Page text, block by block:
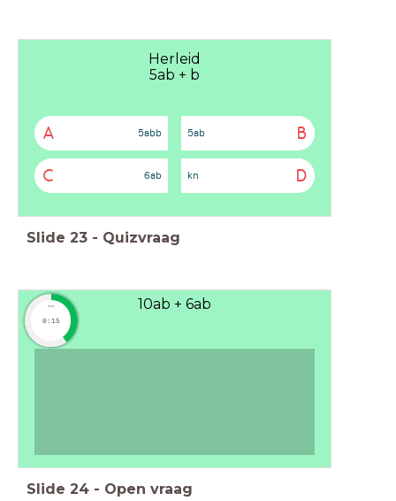
Herleid
5ab + b
A 5abb B
5ab
C 6ab D
kn
Slide 23 - Quizvraag
10ab + 6ab
timer
0:15
Slide 24 - Open vraag